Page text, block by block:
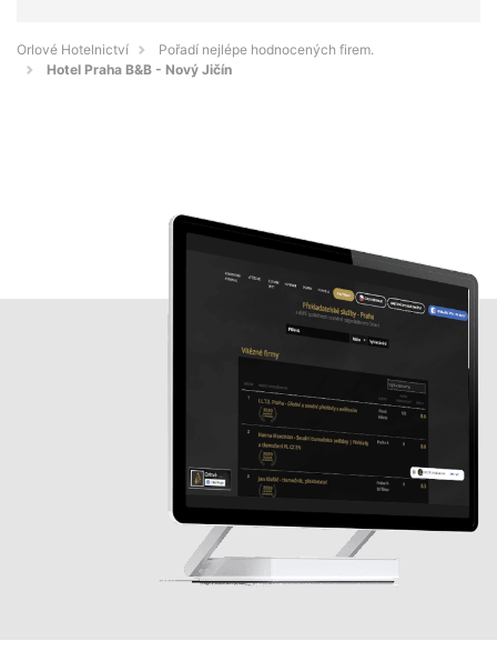
Orlové Hotelnictví
Pořadí nejlépe hodnocených firem.
Hotel Praha B&B - Nový Jičín